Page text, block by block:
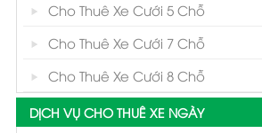
Cho Thuê Xe Cưới 5 Chỗ
Cho Thuê Xe Cưới 7 Chỗ
Cho Thuê Xe Cưới 8 Chỗ
DỊCH VỤ CHO THUÊ XE NGÀY